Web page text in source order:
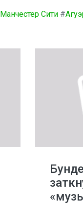
Манчестер Сити #